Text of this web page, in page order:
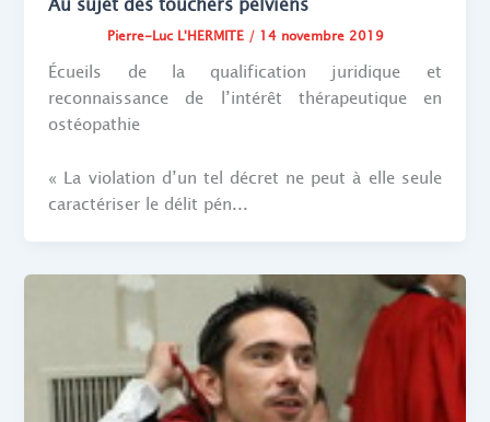
Pierre-Luc L'HERMITE/ 14 novembre 2019
Écueils de la qualification juridique et
reconnaissance de l’intérêt thérapeutique en
ostéopathie
« La violation d’un tel décret ne peut à elle seule
caractériser le délit pén...